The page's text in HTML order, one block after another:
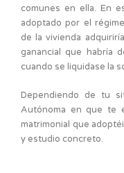
comunes en ella. En
adoptado por el
de la vivienda
ganancial que habría
cuando se liquidase la
Dependiendo de tu
Autónoma en que te
matrimonial que
y estudio concreto.